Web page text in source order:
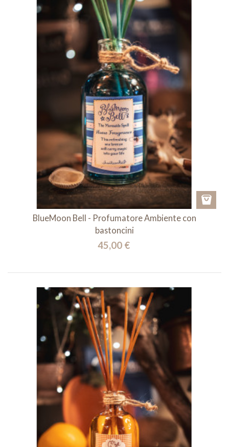
BlueMoon Bell - Profumatore Ambiente con
bastoncini
45,00 €